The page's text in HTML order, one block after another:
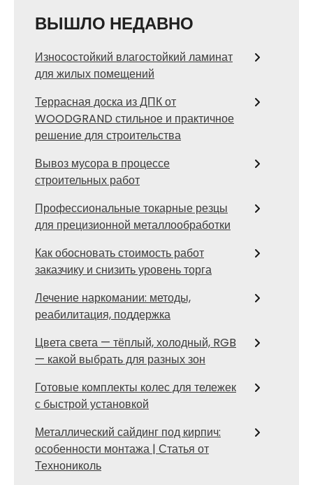
ВЫШЛО НЕДАВНО
Износостойкий влагостойкий ламинат
для жилых помещений
Террасная доска из ДПК от
WOODGRAND стильное и практичное
решение для строительства
Вывоз мусора в процессе
строительных работ
Профессиональные токарные резцы
для прецизионной металлообработки
Как обосновать стоимость работ
заказчику и снизить уровень торга
Лечение наркомании: методы,
реабилитация, поддержка
Цвета света — тёплый, холодный, RGB
— какой выбрать для разных зон
Готовые комплекты колес для тележек
с быстрой установкой
Металлический сайдинг под кирпич:
особенности монтажа | Статья от
Технониколь